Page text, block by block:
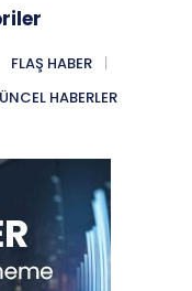
FLAŞ HABER
HABERLER